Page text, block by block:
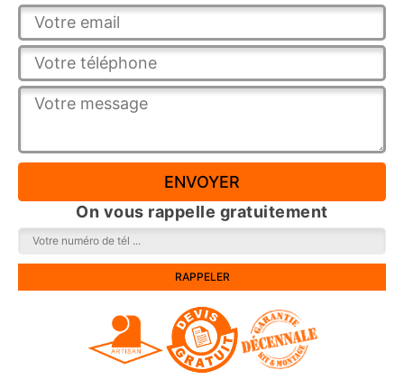
On vous rappelle gratuitement